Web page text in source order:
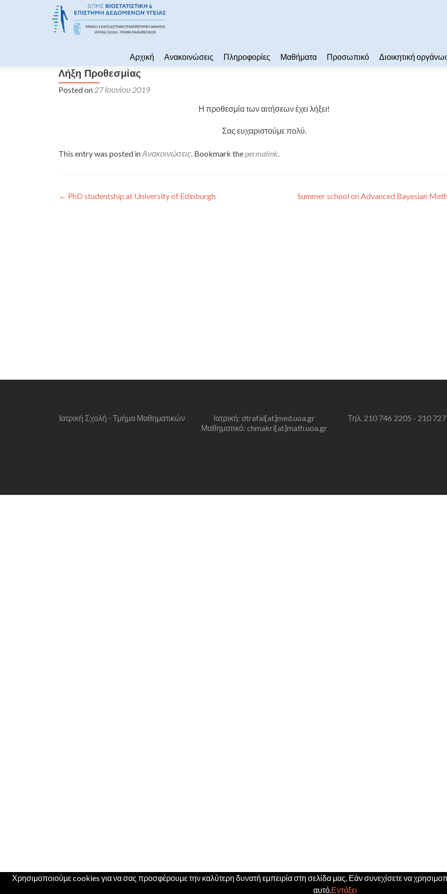
Αρχική
Ανακοινώσεις Πληροφορίες Μαθήματα Προσωπικό Διοικητική
Λήξη Προθεσμίας
Posted on 27 Ιουνίου 2019
Η προθεσμία των αιτήσεων έχει λήξει!
Σας ευχαριστούμε πολύ.
This entry was posted inΑνακοινώσεις. Bookmark thepermalink.
Πλοήγηση άρθρων
← PhD studentship at University of Edinburgh Summer school on Advanced Bayesian
Ιατρική Σχολή - Τμήμα Μαθηματικών
Ιατρική: dtrafai[at]med.uoa.gr
Μαθηματικό: chmakri[at]math.uoa.gr
Τηλ. 210 746 2205 - 210
Χρησιμοποιούμε cookies για να σας προσφέρουμε την καλύτερη δυνατή εμπειρία στη σελίδα μας. Εάν συνεχίσετε να
αυτό.Εντάξει